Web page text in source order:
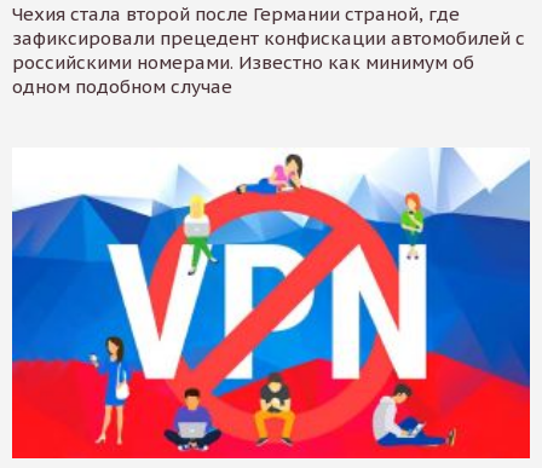
Чехия стала второй после Германии страной, где
зафиксировали прецедент конфискации автомобилей с
российскими номерами. Известно как минимум об
одном подобном случае